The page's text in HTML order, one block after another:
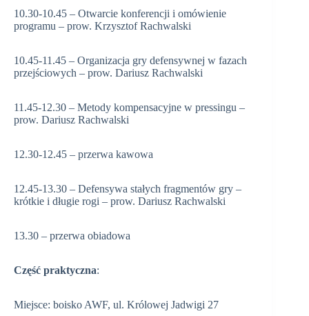
10.30-10.45 – Otwarcie konferencji i omówienie
programu – prow. Krzysztof Rachwalski
10.45-11.45 – Organizacja gry defensywnej w fazach
przejściowych – prow. Dariusz Rachwalski
11.45-12.30 – Metody kompensacyjne w pressingu –
prow. Dariusz Rachwalski
12.30-12.45 – przerwa kawowa
12.45-13.30 – Defensywa stałych fragmentów gry –
krótkie i długie rogi – prow. Dariusz Rachwalski
13.30 – przerwa obiadowa
Część praktyczna:
Miejsce: boisko AWF, ul. Królowej Jadwigi 27